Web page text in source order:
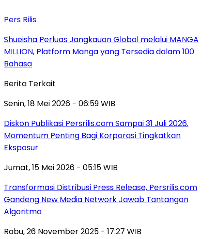
Pers Rilis
Shueisha Perluas Jangkauan Global melalui MANGA
MILLION, Platform Manga yang Tersedia dalam 100
Bahasa
Berita Terkait
Senin, 18 Mei 2026 - 06:59 WIB
Diskon Publikasi Persrilis.com Sampai 31 Juli 2026.
Momentum Penting Bagi Korporasi Tingkatkan
Eksposur
Jumat, 15 Mei 2026 - 05:15 WIB
Transformasi Distribusi Press Release, Persrilis.com
Gandeng New Media Network Jawab Tantangan
Algoritma
Rabu, 26 November 2025 - 17:27 WIB